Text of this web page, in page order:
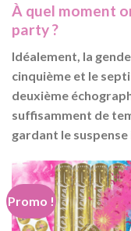
À quel moment
party ?
Idéalement, la
cinquième et le
deuxième
suffisamment de
gardant le
Promo !